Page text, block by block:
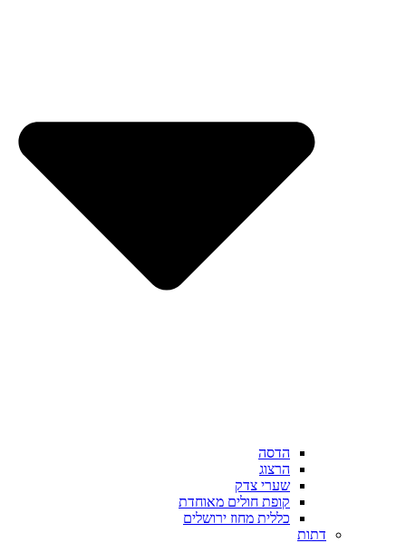
הדסה
הרצוג
שערי צדק
קופת חולים מאוחדת
כללית מחוז ירושלים
דתות